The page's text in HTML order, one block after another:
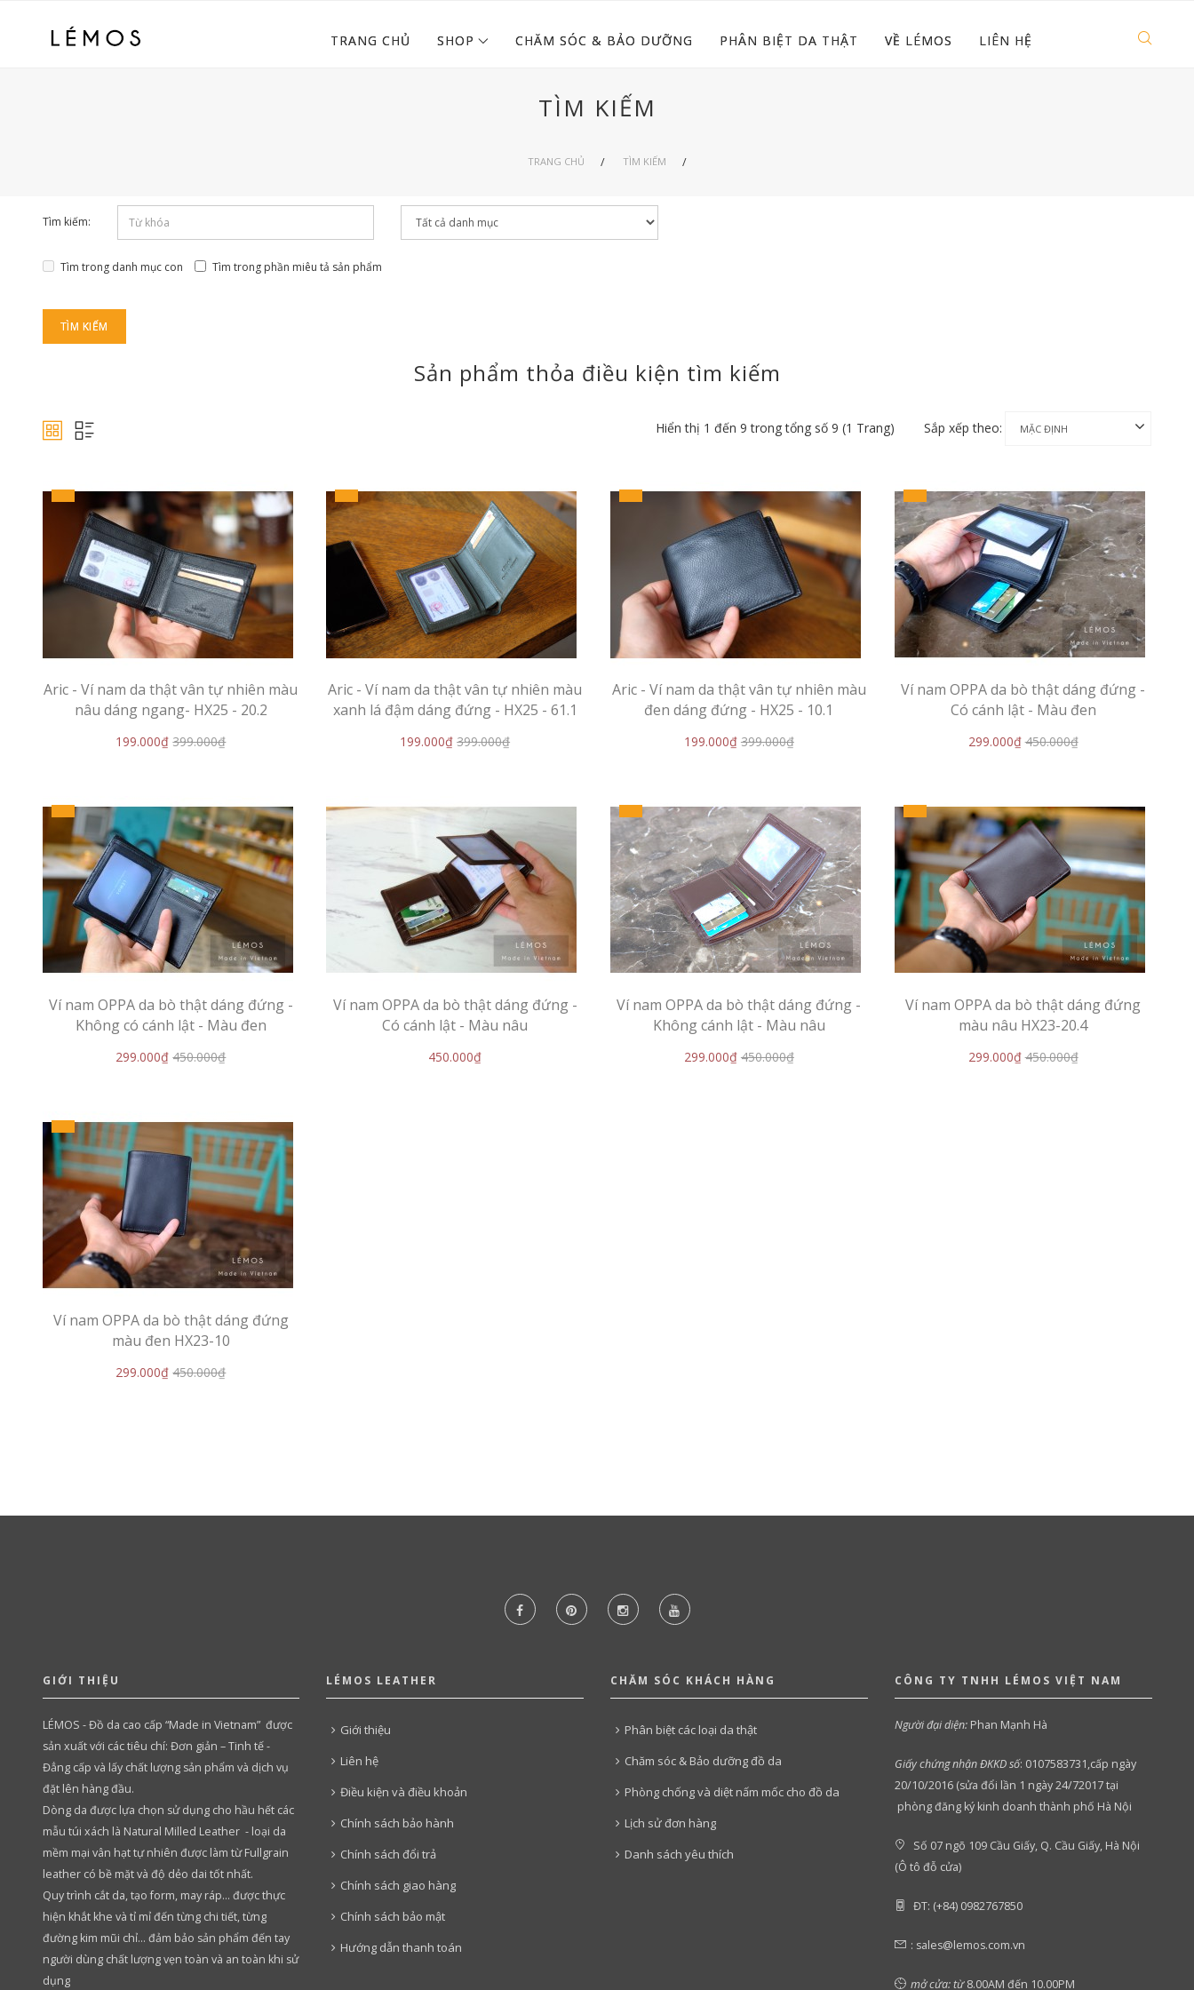
TRANG CHỦ SHOP CHĂM SÓC & BẢO DƯỠNG PHÂN BIỆT DA THẬT VỀ LÉMOS LIÊN HỆ
TÌM KIẾM
TRANG CHỦ TÌM KIẾM
Tìm kiếm:
Tìm trong danh mục con Tìm trong phần miêu tả sản phẩm
Sản phẩm thỏa điều kiện tìm kiếm
Hiển thị 1 đến 9 trong tổng số 9 (1 Trang) Sắp xếp theo:
Aric - Ví nam da thật vân tự nhiên màu
nâu dáng ngang- HX25 - 20.2
199.000₫ 399.000₫
Aric - Ví nam da thật vân tự nhiên màu
xanh lá đậm dáng đứng - HX25 - 61.1
199.000₫ 399.000₫
Aric - Ví nam da thật vân tự nhiên màu
đen dáng đứng - HX25 - 10.1
199.000₫ 399.000₫
Ví nam OPPA da bò thật dáng đứng -
Có cánh lật - Màu đen
299.000₫ 450.000₫
Ví nam OPPA da bò thật dáng đứng -
Không có cánh lật - Màu đen
299.000₫ 450.000₫
Ví nam OPPA da bò thật dáng đứng -
Có cánh lật - Màu nâu
450.000₫
Ví nam OPPA da bò thật dáng đứng -
Không cánh lật - Màu nâu
299.000₫ 450.000₫
Ví nam OPPA da bò thật dáng đứng
màu nâu HX23-20.4
299.000₫ 450.000₫
Ví nam OPPA da bò thật dáng đứng
màu đen HX23-10
299.000₫ 450.000₫
GIỚI THIỆU
LÉMOS - Đồ da cao cấp “Made in Vietnam” được
sản xuất với các tiêu chí: Đơn giản – Tinh tế -
Đẳng cấp và lấy chất lượng sản phẩm và dịch vụ
đặt lên hàng đầu.
Dòng da được lựa chọn sử dụng cho hầu hết các
mẫu túi xách là Natural Milled Leather - loại da
mềm mại vân hạt tự nhiên được làm từ Fullgrain
leather có bề mặt và độ dẻo dai tốt nhất.
Quy trình cắt da, tạo form, may ráp… được thực
hiện khắt khe và tỉ mỉ đến từng chi tiết, từng
đường kim mũi chỉ… đảm bảo sản phẩm đến tay
người dùng chất lượng vẹn toàn và an toàn khi sử
dụng
LÉMOS LEATHER
Giới thiệu
Liên hệ
Điều kiện và điều khoản
Chính sách bảo hành
Chính sách đổi trả
Chính sách giao hàng
Chính sách bảo mật
Hướng dẫn thanh toán
CHĂM SÓC KHÁCH HÀNG
Phân biệt các loại da thật
Chăm sóc & Bảo dưỡng đồ da
Phòng chống và diệt nấm mốc cho đồ da
Lịch sử đơn hàng
Danh sách yêu thích
CÔNG TY TNHH LÉMOS VIỆT NAM
Người đại diện:Phan Mạnh Hà
Giấy chứng nhận ĐKKD số: 0107583731,cấp ngày
20/10/2016 (sửa đổi lần 1 ngày 24/72017 tại
phòng đăng ký kinh doanh thành phố Hà Nội
Số 07 ngõ 109 Cầu Giấy, Q. Cầu Giấy, Hà Nội
(Ô tô đỗ cửa)
ĐT: (+84) 0982767850
: sales@lemos.com.vn
mở cửa: từ8.00AM đến 10.00PM